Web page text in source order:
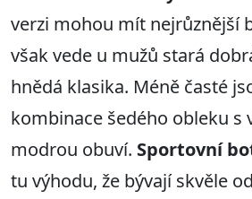
verzi mohou mít nejrůznější
však vede u mužů stará
hnědá klasika. Méně časté
kombinace šedého obleku s
modrou obuví. Sportovní
tu výhodu, že bývají skvěle